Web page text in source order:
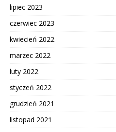
lipiec 2023
czerwiec 2023
kwiecień 2022
marzec 2022
luty 2022
styczeń 2022
grudzień 2021
listopad 2021